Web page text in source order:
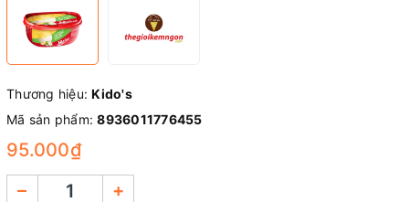
Thương hiệu:Kido's
Mã sản phẩm:8936011776455
95.000₫
–
+